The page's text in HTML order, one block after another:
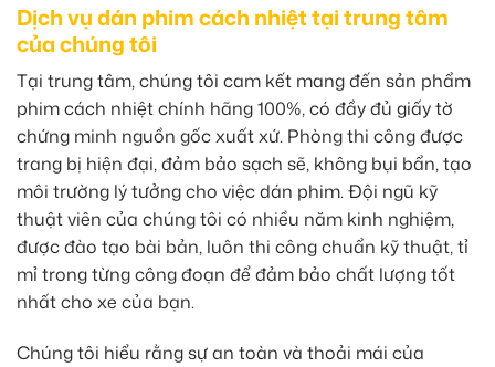
Dịch vụ dán phim cách nhiệt tại trung tâm
của chúng tôi
Tại trung tâm, chúng tôi cam kết mang đến sản phẩm
phim cách nhiệt chính hãng 100%, có đầy đủ giấy tờ
chứng minh nguồn gốc xuất xứ. Phòng thi công được
trang bị hiện đại, đảm bảo sạch sẽ, không bụi bẩn, tạo
môi trường lý tưởng cho việc dán phim. Đội ngũ kỹ
thuật viên của chúng tôi có nhiều năm kinh nghiệm,
được đào tạo bài bản, luôn thi công chuẩn kỹ thuật, tỉ
mỉ trong từng công đoạn để đảm bảo chất lượng tốt
nhất cho xe của bạn.
Chúng tôi hiểu rằng sự an toàn và thoải mái của